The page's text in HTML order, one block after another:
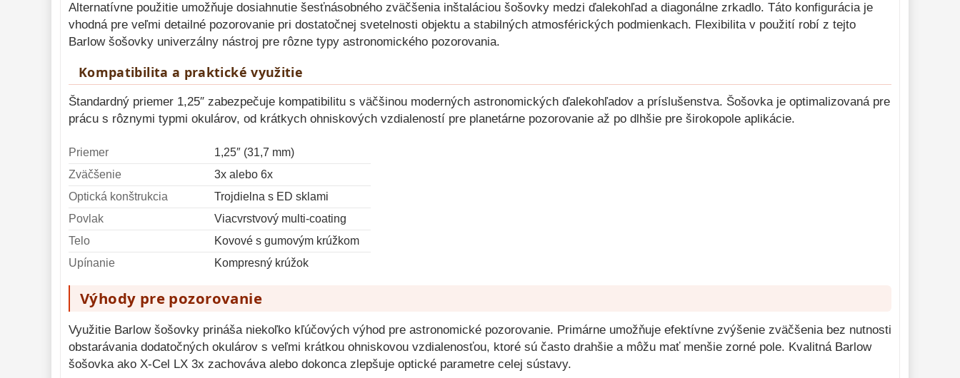
Alternatívne použitie umožňuje dosiahnutie šesťnásobného zväčšenia inštaláciou šošovky medzi ďalekohľad a diagonálne zrkadlo. Táto konfigurácia je
vhodná pre veľmi detailné pozorovanie pri dostatočnej svetelnosti objektu a stabilných atmosférických podmienkach. Flexibilita v použití robí z tejto
Barlow šošovky univerzálny nástroj pre rôzne typy astronomického pozorovania.
Kompatibilita a praktické využitie
Štandardný priemer 1,25″ zabezpečuje kompatibilitu s väčšinou moderných astronomických ďalekohľadov a príslušenstva. Šošovka je optimalizovaná pre
prácu s rôznymi typmi okulárov, od krátkych ohniskových vzdialeností pre planetárne pozorovanie až po dlhšie pre širokopole aplikácie.
Priemer
1,25″ (31,7 mm)
Zväčšenie
3x alebo 6x
Optická konštrukcia
Trojdielna s ED sklami
Povlak
Viacvrstvový multi-coating
Telo
Kovové s gumovým krúžkom
Upínanie
Kompresný krúžok
Výhody pre pozorovanie
Využitie Barlow šošovky prináša niekoľko kľúčových výhod pre astronomické pozorovanie. Primárne umožňuje efektívne zvýšenie zväčšenia bez nutnosti
obstarávania dodatočných okulárov s veľmi krátkou ohniskovou vzdialenosťou, ktoré sú často drahšie a môžu mať menšie zorné pole. Kvalitná Barlow
šošovka ako X-Cel LX 3x zachováva alebo dokonca zlepšuje optické parametre celej sústavy.